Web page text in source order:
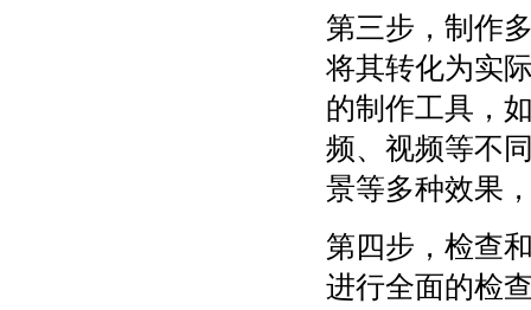
第三步，制作
将其转化为实
的制作工具，
频、视频等不
景等多种效果
第四步，检查
进行全面的检